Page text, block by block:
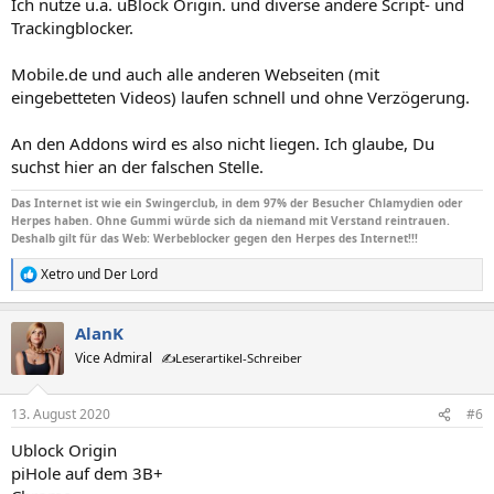
:
Trackingblocker.
Mobile.de und auch alle anderen Webseiten (mit
eingebetteten Videos) laufen schnell und ohne Verzögerung.
An den Addons wird es also nicht liegen. Ich glaube, Du
suchst hier an der falschen Stelle.
Das Internet ist wie ein Swingerclub, in dem 97% der Besucher Chlamydien oder
Herpes haben. Ohne Gummi würde sich da niemand mit Verstand reintrauen.
Deshalb gilt für das Web: Werbeblocker gegen den Herpes des Internet!!!
R
e
t
e
:
Xetro und Der Lord
AlanK
Vice Admiral ✍️Leserartikel-Schreiber
13. August 2020 #6
Ublock Origin
piHole auf dem 3B+